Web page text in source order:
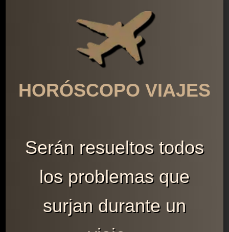
HORÓSCOPO VIAJES
Serán resueltos todos
los problemas que
surjan durante un